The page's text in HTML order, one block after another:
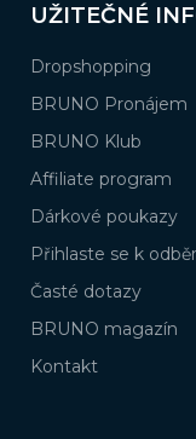
UŽITEČNÉ
Dropshopping
BRUNO Pronájem
BRUNO Klub
Affiliate program
Dárkové poukazy
Přihlaste se k
Časté dotazy
BRUNO magazín
Kontakt